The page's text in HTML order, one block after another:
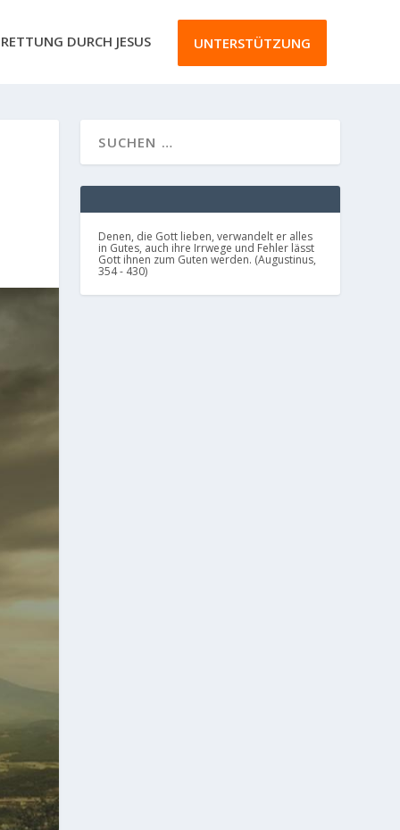
RETTUNG DURCH JESUS UNTERSTÜTZUNG
Denen, die Gott lieben, verwandelt er alles
in Gutes, auch ihre Irrwege und Fehler lässt
Gott ihnen zum Guten werden. (Augustinus,
354 - 430)